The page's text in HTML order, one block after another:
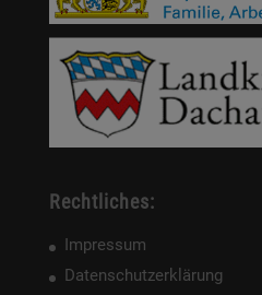
Rechtliches:
Impressum
Datenschutzerklärung